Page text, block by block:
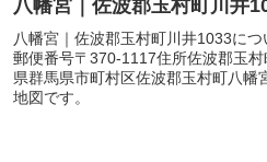
八幡宮｜佐波郡玉村町川井
八幡宮｜佐波郡玉村町川井1033に
郵便番号〒370-1117住所佐波郡玉
県群馬県市町村区佐波郡玉村町八幡
地図です。